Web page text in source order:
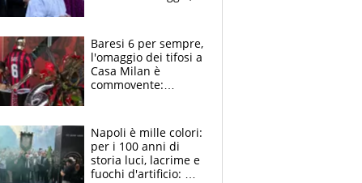
circondati
dall'affetto dei tifosi
Baresi 6 per sempre,
l'omaggio dei tifosi a
Casa Milan è
commovente:
bigliettini
Napoli è mille colori:
per i 100 anni di
storia luci, lacrime e
fuochi d'artificio: De